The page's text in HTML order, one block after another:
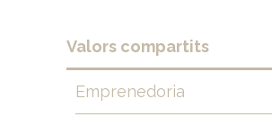
Valors compartits
Emprenedoria